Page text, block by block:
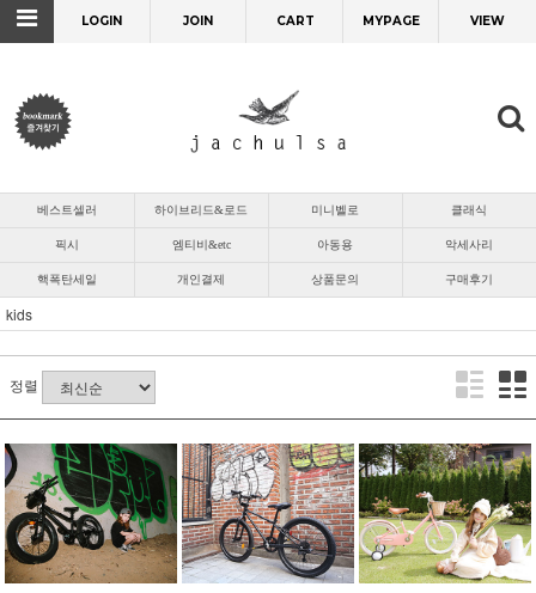
LOGIN JOIN CART MYPAGE VIEW
베스트셀러 하이브리드&로드 미니벨로 클래식
픽시 엠티비&etc 아동용 악세사리
핵폭탄세일 개인결제 상품문의 구매후기
kids
정렬